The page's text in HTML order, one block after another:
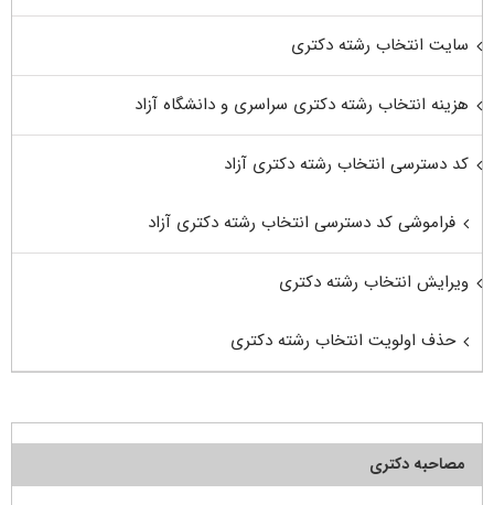
سایت انتخاب رشته دکتری
هزینه انتخاب رشته دکتری سراسری و دانشگاه آزاد
کد دسترسی انتخاب رشته دکتری آزاد
فراموشی کد دسترسی انتخاب رشته دکتری آزاد
ویرایش انتخاب رشته دکتری
حذف اولویت انتخاب رشته دکتری
مصاحبه دکتری